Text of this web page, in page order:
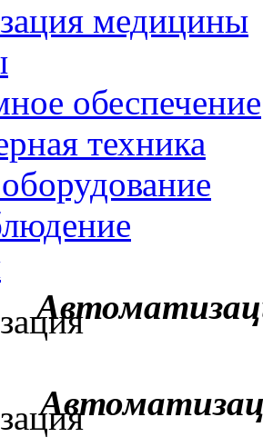
медицины
обеспечение
техника